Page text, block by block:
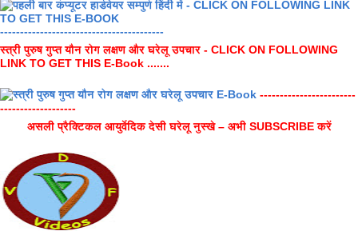
-----------------------------------------
स्त्री पुरुष गुप्त यौन रोग लक्षण और घरेलू उपचार - CLICK ON FOLLOWING
LINK TO GET THIS E-Book .......
------------------------
-------------------
असली प्रैक्टिकल आयुर्वेदिक देसी घरेलू नुस्खे – अभी SUBSCRIBE करें